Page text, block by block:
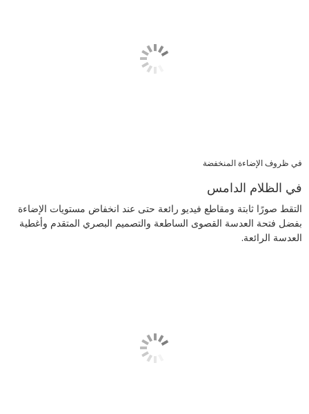
في ظروف الإضاءة المنخفضة
في الظلام الدامس
التقط صورًا ثابتة ومقاطع فيديو رائعة حتى عند انخفاض مستويات الإضاءة
بفضل فتحة العدسة القصوى الساطعة والتصميم البصري المتقدم وأغطية
العدسة الرائعة.